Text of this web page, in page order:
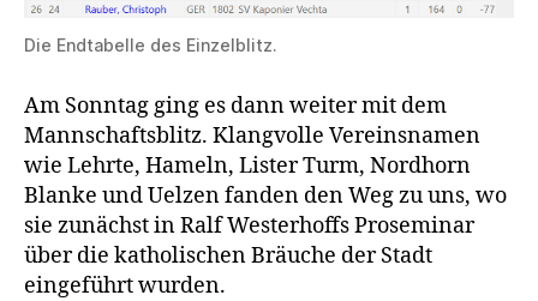
Die Endtabelle des Einzelblitz.
Am Sonntag ging es dann weiter mit dem
Mannschaftsblitz. Klangvolle Vereinsnamen
wie Lehrte, Hameln, Lister Turm, Nordhorn
Blanke und Uelzen fanden den Weg zu uns, wo
sie zunächst in Ralf Westerhoffs Proseminar
über die katholischen Bräuche der Stadt
eingeführt wurden.